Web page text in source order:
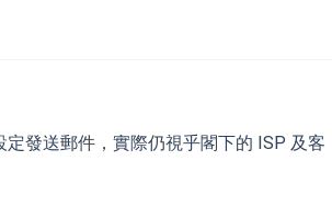
發送郵件，實際仍視乎閣下的 ISP 及客